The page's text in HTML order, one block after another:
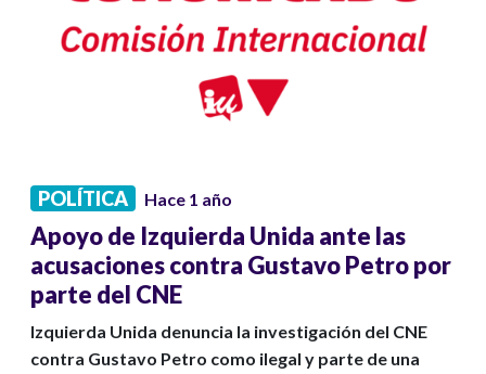
POLÍTICA Hace 1 año
Apoyo de Izquierda Unida ante las
acusaciones contra Gustavo Petro por
parte del CNE
Izquierda Unida denuncia la investigación del CNE
contra Gustavo Petro como ilegal y parte de una